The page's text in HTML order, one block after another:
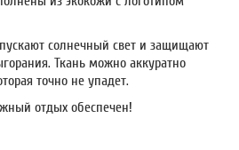
солнечный свет и защищают
Ткань можно аккуратно
точно не упадет.
отдых обеспечен!